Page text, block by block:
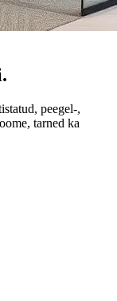
peegel-,
tarned ka